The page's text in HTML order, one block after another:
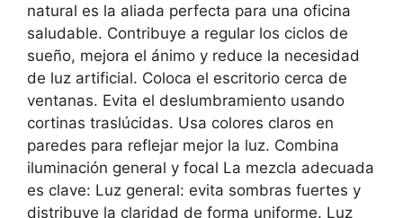
natural es la aliada perfecta para una oficina
saludable. Contribuye a regular los ciclos de
sueño, mejora el ánimo y reduce la necesidad
de luz artificial. Coloca el escritorio cerca de
ventanas. Evita el deslumbramiento usando
cortinas traslúcidas. Usa colores claros en
paredes para reflejar mejor la luz. Combina
iluminación general y focal La mezcla adecuada
es clave: Luz general: evita sombras fuertes y
distribuye la claridad de forma uniforme. Luz